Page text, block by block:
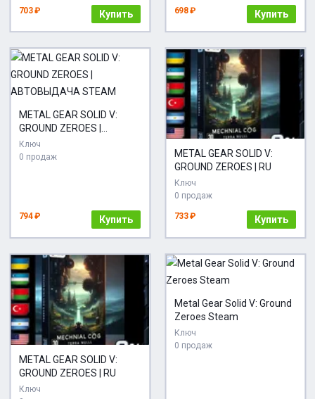
703 ₽ Купить 698 ₽ Купить
METAL GEAR SOLID V:
GROUND ZEROES |
АВТОВЫДАЧА STEAM
Ключ
0 продаж
794 ₽ Купить
METAL GEAR SOLID V:
GROUND ZEROES | RU
Ключ
0 продаж
733 ₽ Купить
METAL GEAR SOLID V:
GROUND ZEROES | RU
Ключ
Metal Gear Solid V: Ground
Zeroes Steam
Ключ
0 продаж